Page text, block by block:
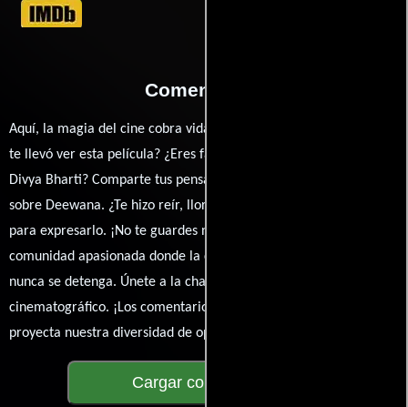
Comentarios
Aquí, la magia del cine cobra vida a través de tus opiniones. ¿Qué
te llevó ver esta película? ¿Eres fan de Raj Kanwar, Rishi Kapoor o
Divya Bharti? Comparte tus pensamientos, emociones y críticas
sobre Deewana. ¿Te hizo reír, llorar o reflexionar? Este es el lugar
para expresarlo. ¡No te guardes nada! Queremos construir una
comunidad apasionada donde la conversación sobre cine y series
nunca se detenga. Únete a la charla y déjanos conocer tu mundo
cinematográfico. ¡Los comentarios son la pantalla donde se
proyecta nuestra diversidad de opiniones!
Cargar comentarios